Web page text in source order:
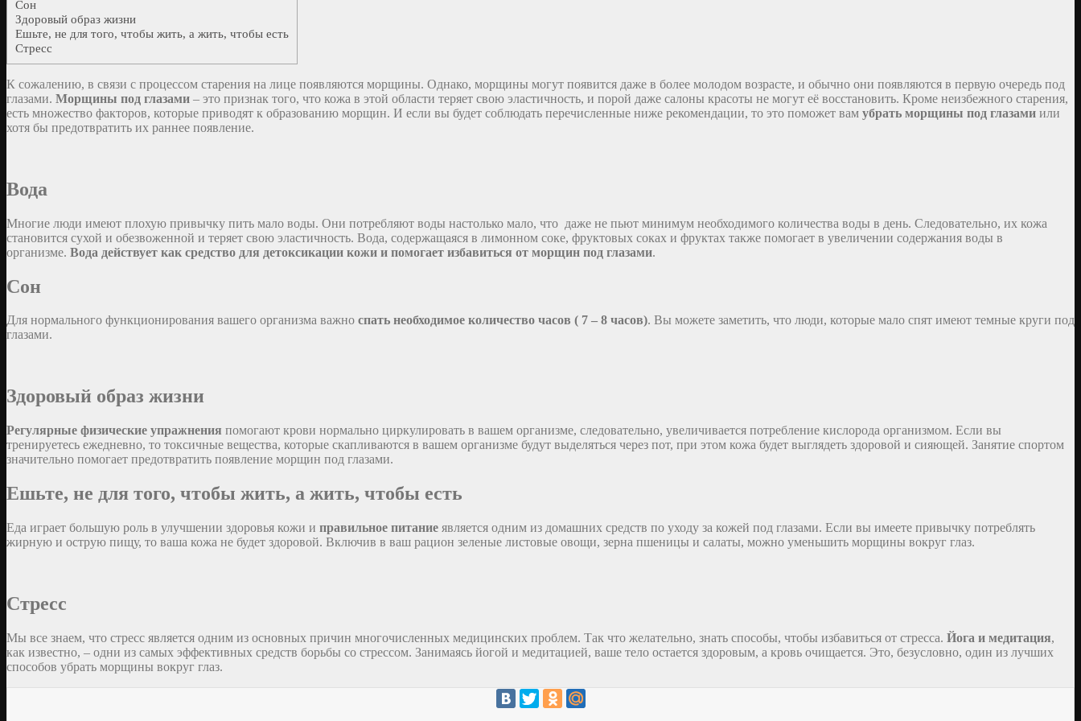
Сон
Здоровый образ жизни
Ешьте, не для того, чтобы жить, а жить, чтобы есть
Стресс
К сожалению, в связи с процессом старения на лице появляются морщины. Однако, морщины могут появится даже в более молодом возрасте, и обычно они появляются в первую очередь под
глазами. Морщины под глазами – это признак того, что кожа в этой области теряет свою эластичность, и порой даже салоны красоты не могут её восстановить. Кроме неизбежного старения,
есть множество факторов, которые приводят к образованию морщин. И если вы будет соблюдать перечисленные ниже рекомендации, то это поможет вам убрать морщины под глазами или
хотя бы предотвратить их раннее появление.
Вода
Многие люди имеют плохую привычку пить мало воды. Они потребляют воды настолько мало, что даже не пьют минимум необходимого количества воды в день. Следовательно, их кожа
становится сухой и обезвоженной и теряет свою эластичность. Вода, содержащаяся в лимонном соке, фруктовых соках и фруктах также помогает в увеличении содержания воды в
организме. Вода действует как средство для детоксикации кожи и помогает избавиться от морщин под глазами.
Сон
Для нормального функционирования вашего организма важно спать необходимое количество часов ( 7 – 8 часов). Вы можете заметить, что люди, которые мало спят имеют темные круги под
глазами.
Здоровый образ жизни
Регулярные физические упражнения помогают крови нормально циркулировать в вашем организме, следовательно, увеличивается потребление кислорода организмом. Если вы
тренируетесь ежедневно, то токсичные вещества, которые скапливаются в вашем организме будут выделяться через пот, при этом кожа будет выглядеть здоровой и сияющей. Занятие спортом
значительно помогает предотвратить появление морщин под глазами.
Ешьте, не для того, чтобы жить, а жить, чтобы есть
Еда играет большую роль в улучшении здоровья кожи и правильное питание является одним из домашних средств по уходу за кожей под глазами. Если вы имеете привычку потреблять
жирную и острую пищу, то ваша кожа не будет здоровой. Включив в ваш рацион зеленые листовые овощи, зерна пшеницы и салаты, можно уменьшить морщины вокруг глаз.
Стресс
Мы все знаем, что стресс является одним из основных причин многочисленных медицинских проблем. Так что желательно, знать способы, чтобы избавиться от стресса. Йога и медитация,
как известно, – одни из самых эффективных средств борьбы со стрессом. Занимаясь йогой и медитацией, ваше тело остается здоровым, а кровь очищается. Это, безусловно, один из лучших
способов убрать морщины вокруг глаз.